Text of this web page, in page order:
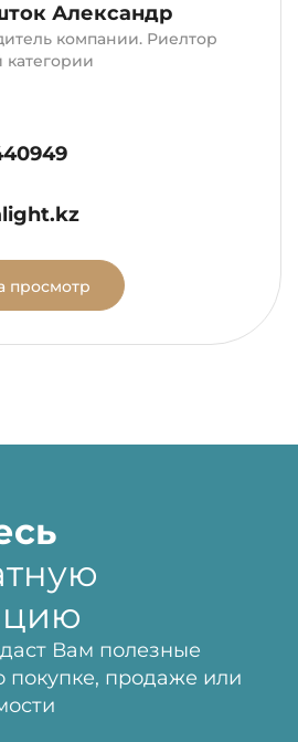
Александр
компании. Риелтор
просмотр
Вам полезные
покупке, продаже или